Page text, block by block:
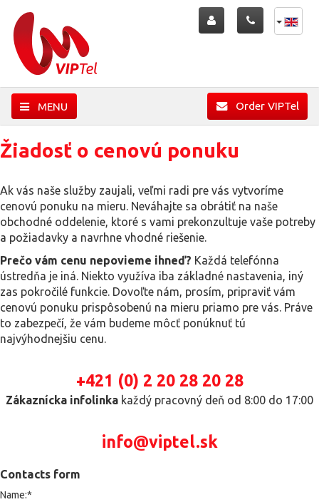
MENU Order VIPTel
Žiadosť o cenovú ponuku
Ak vás naše služby zaujali, veľmi radi pre vás vytvoríme
cenovú ponuku na mieru. Neváhajte sa obrátiť na naše
obchodné oddelenie, ktoré s vami prekonzultuje vaše potreby
a požiadavky a navrhne vhodné riešenie.
Prečo vám cenu nepovieme ihneď? Každá telefónna
ústredňa je iná. Niekto využíva iba základné nastavenia, iný
zas pokročilé funkcie. Dovoľte nám, prosím, pripraviť vám
cenovú ponuku prispôsobenú na mieru priamo pre vás. Práve
to zabezpečí, že vám budeme môcť ponúknuť tú
najvýhodnejšiu cenu.
+421 (0) 2 20 28 20 28
Zákaznícka infolinka každý pracovný deň od 8:00 do 17:00
info@viptel.sk
Contacts form
Name:*